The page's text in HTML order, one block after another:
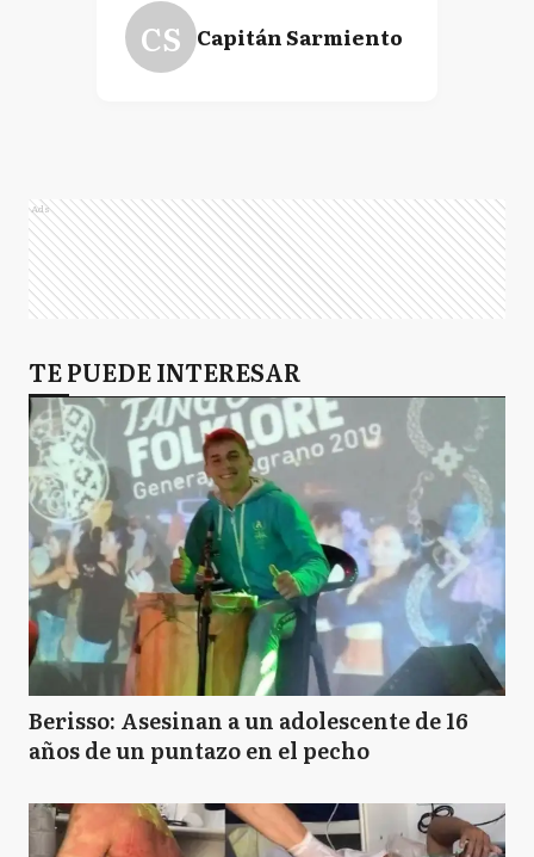
CS Capitán Sarmiento
Ads
TE PUEDE INTERESAR
Berisso: Asesinan a un adolescente de 16
años de un puntazo en el pecho